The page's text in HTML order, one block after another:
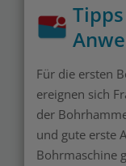
Für die ersten
ereignen sich
der
und gute erste
Bohrmaschine